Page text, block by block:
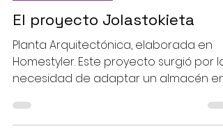
Alejandra Nicolau
6 jul
3 min de lectura
¿CÓMO DISEÑAR?
El proyecto Jolastokieta
Planta Arquitectónica, elaborada en